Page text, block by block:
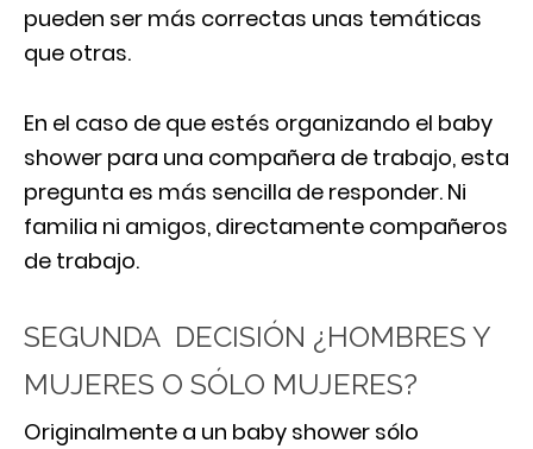
pueden ser más correctas unas temáticas
que otras.
En el caso de que estés organizando el baby
shower para una compañera de trabajo, esta
pregunta es más sencilla de responder. Ni
familia ni amigos, directamente compañeros
de trabajo.
SEGUNDA DECISIÓN ¿HOMBRES Y
MUJERES O SÓLO MUJERES?
Originalmente a un baby shower sólo